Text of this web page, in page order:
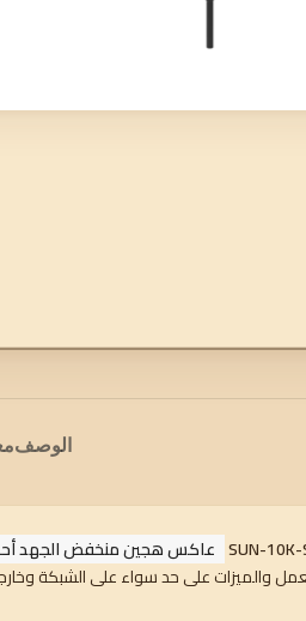
الوصف
عاكس هجين منخفض الجهد أحادي